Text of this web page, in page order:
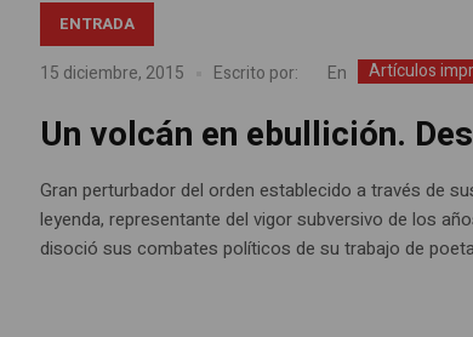
ENTRADA
15 diciembre, 2015 Escrito por: En Artículos
Un volcán en ebullición.
Gran perturbador del orden establecido a través de
leyenda, representante del vigor subversivo de los
disoció sus combates políticos de su trabajo de